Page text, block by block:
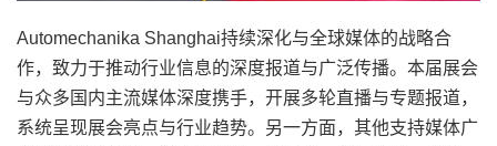
Automechanika Shanghai持续深化与全球媒体的战略合
作，致力于推动行业信息的深度报道与广泛传播。本届展会
与众多国内主流媒体深度携手，开展多轮直播与专题报道，
系统呈现展会亮点与行业趋势。另一方面，其他支持媒体广